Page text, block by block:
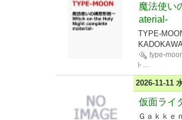
魔法使い
aterial-
TYPE-
type-
ト ...
2026-11-11
仮面ライ
Ｇａｋｋｅｎ